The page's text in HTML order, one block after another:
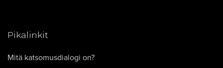
Pikalinkit
Mitä katsomusdialogi on?